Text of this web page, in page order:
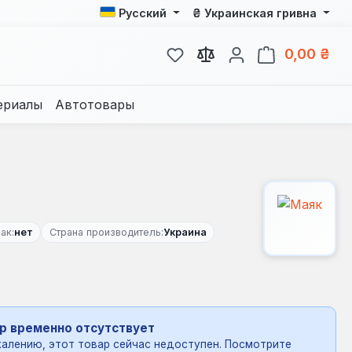
Русский ₴ Украинская гривна
У вас есть товары из
0,00 ₴
Автотовары
нет Страна производитель:Украина
временно отсутствует
этот товар сейчас недоступен. Посмотрите